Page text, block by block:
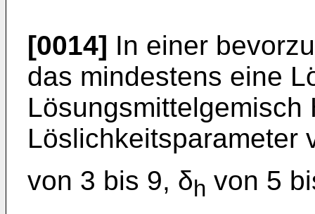
[0014] In einer
das mindestens eine
Lösungsmittelgemisch
Löslichkeitsparameter
von 3 bis 9, δh von 5